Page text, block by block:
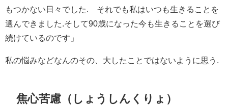
もつかない日々でした. それでも私はいつも生きることを
選んできました.そして90歳になった今も生きることを選び
続けているのです」
私の悩みなどなんのその、大したことではないように思う.
焦心苦慮（しょうしんくりょ）